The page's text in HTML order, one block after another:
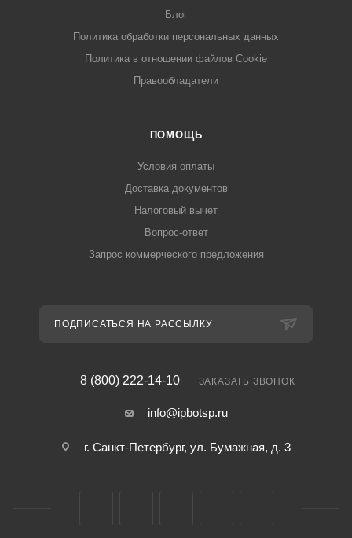
Блог
Политика обработки персональных данных
Политика в отношении файлов Cookie
Правообладатели
ПОМОЩЬ
Условия оплаты
Доставка документов
Налоговый вычет
Вопрос-ответ
Запрос коммерческого предложения
ПОДПИСАТЬСЯ НА РАССЫЛКУ
8 (800) 222-14-10 ЗАКАЗАТЬ ЗВОНОК
info@ipbotsp.ru
г. Санкт-Петербург, ул. Бумажная, д. 3